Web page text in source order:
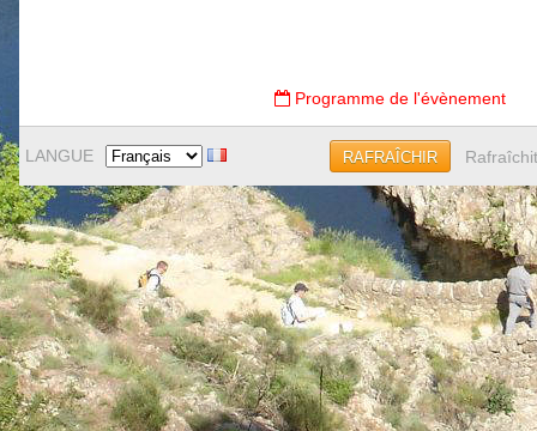
Programme de l'évènement
LANGUE RAFRAÎCHIR